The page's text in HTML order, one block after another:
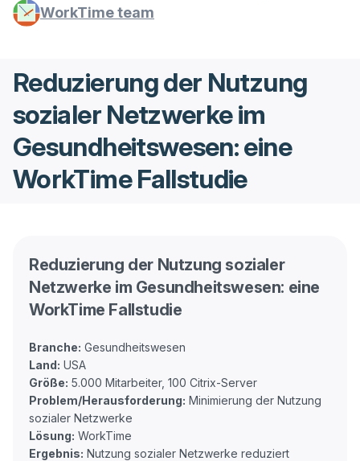
WorkTime team
Reduzierung der Nutzung
sozialer Netzwerke im
Gesundheitswesen: eine
WorkTime Fallstudie
Reduzierung der Nutzung sozialer
Netzwerke im Gesundheitswesen: eine
WorkTime Fallstudie
Branche:
Land:
Größe:
Problem/Herausforderung: Minimierung der Nutzung
Lösung:
Ergebnis: